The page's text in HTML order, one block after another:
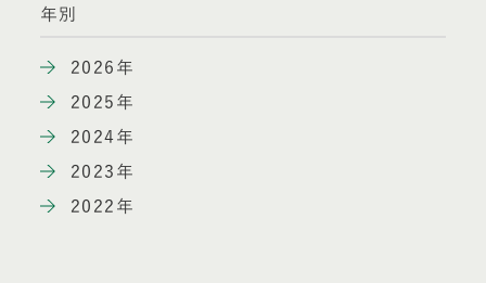
年別
2026年
2025年
2024年
2023年
2022年